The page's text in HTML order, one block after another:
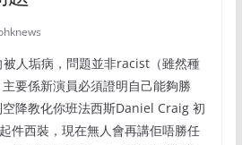
人垢病，問題並非racist（雖然種
要係新演員必須證明自己能夠勝
降教化你班法西斯Daniel Craig 初
件西裝，現在無人會再講佢唔勝任